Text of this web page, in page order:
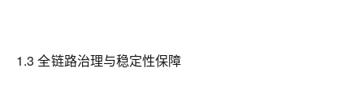
1.3 全链路治理与稳定性保障